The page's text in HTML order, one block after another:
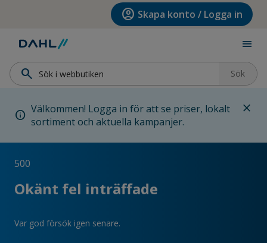
Hoppa till huvudinnehållet account_circle Skapa konto / Logga in
menu
search Sök
info Välkommen! Logga in för att se priser, lokalt
sortiment och aktuella kampanjer.
close
500
Okänt fel inträffade
Var god försök igen senare.